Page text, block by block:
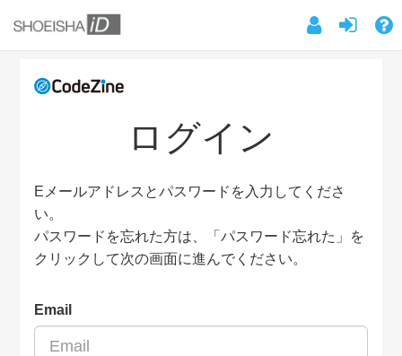
ログイン
Eメールアドレスとパスワードを入力してくださ
い。
パスワードを忘れた方は、「パスワード忘れた」を
クリックして次の画面に進んでください。
Email